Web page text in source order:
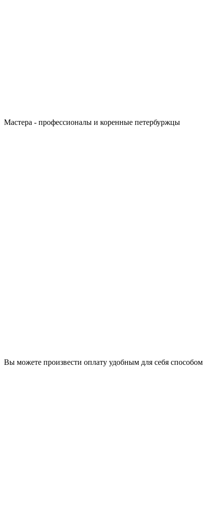
Мастера - профессионалы и коренные петербуржцы
Вы можете произвести оплату удобным для себя способом